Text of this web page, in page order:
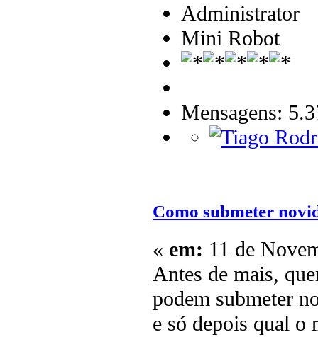
Administrator
Mini Robot
Mensagens:
Como submeter
« em: 11 de
Antes de mais,
podem submeter
e só depois qual o